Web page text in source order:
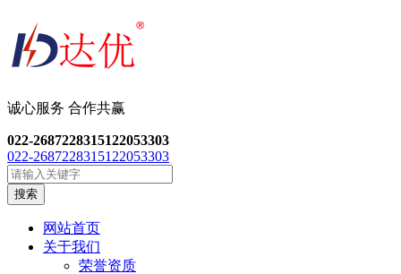
诚心服务 合作共赢
022-2687228315122053303
022-2687228315122053303
搜索
网站首页
关于我们
荣誉资质